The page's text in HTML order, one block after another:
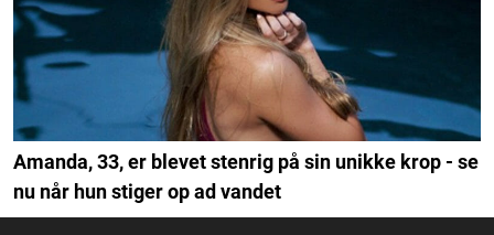
Amanda, 33, er blevet stenrig på sin unikke krop - se
nu når hun stiger op ad vandet